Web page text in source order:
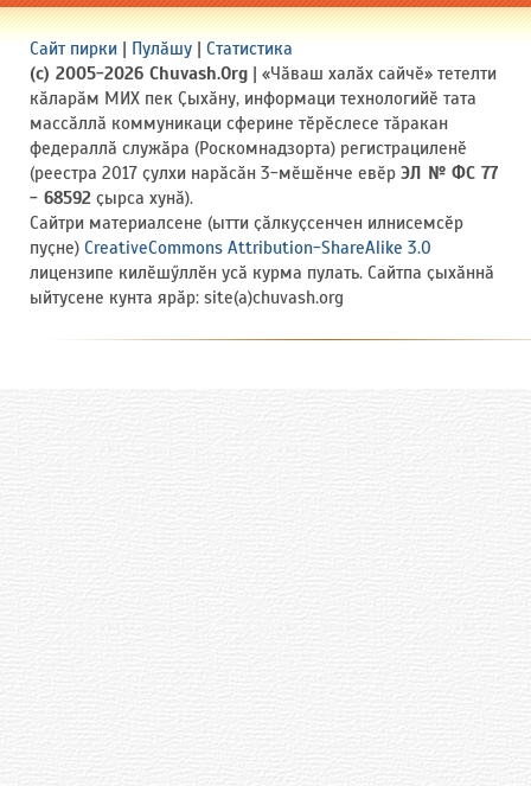
Сайт пирки | Пулӑшу | Статистика
(c) 2005-2026 Chuvash.Org | «Чӑваш халӑх сайчӗ» тетелти
кӑларӑм МИХ пек Ҫыхӑну, информаци технологийӗ тата
массӑллӑ коммуникаци сферине тӗрӗслесе тӑракан
федераллӑ служӑра (Роскомнадзорта) регистрациленӗ
(реестра 2017 ҫулхи нарӑсӑн 3-мӗшӗнче евӗр ЭЛ № ФС 77
- 68592 ҫырса хунӑ).
Сайтри материалсене (ытти ҫӑлкуҫсенчен илнисемсӗр
пуҫне) CreativeCommons Attribution-ShareAlike 3.0
лицензипе килӗшӳллӗн усӑ курма пулать. Сайтпа ҫыхӑннӑ
ыйтусене кунта ярӑр: site(a)chuvash.org